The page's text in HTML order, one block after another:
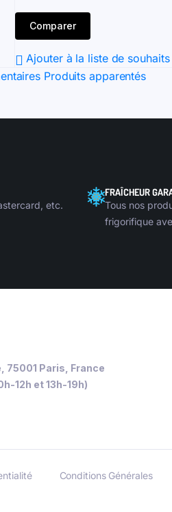
Comparer
Ajouter à la liste de souhaits
Produits apparentés
etc.
FRAÎCHEUR
Tous nos
frigorifique
75001 Paris, France
12h et 13h-19h)
Conditions Générales